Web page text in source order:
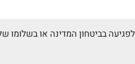
הודעה בנוסח, באופן ובמועד, המפורטים בתקנות 6, 7 ו-8 עלולה להביא לפגיעה